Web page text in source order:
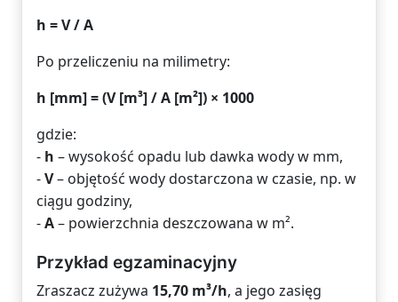
h = V / A
Po przeliczeniu na milimetry:
h [mm] = (V [m³] / A [m²]) × 1000
gdzie:
- h – wysokość opadu lub dawka wody w mm,
-V– objętość wody dostarczona w czasie, np. w
ciągu godziny,
-A– powierzchnia deszczowana w m².
Przykład egzaminacyjny
Zraszacz zużywa 15,70 m³/h, a jego zasięg